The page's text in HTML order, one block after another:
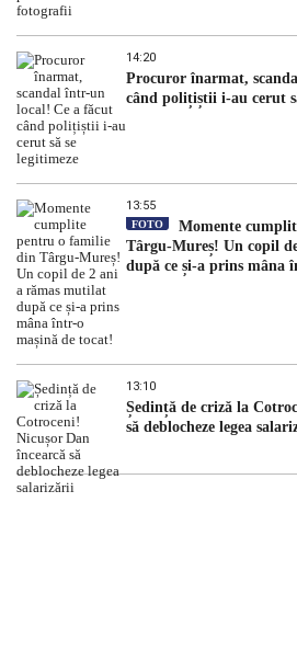
14:20
Procuror înarmat,
când polițiștii i-au cerut
13:55
FOTO
Momente
Târgu-Mureș! Un copil
după ce și-a prins mâna
13:10
Ședință de criză la
să deblocheze legea